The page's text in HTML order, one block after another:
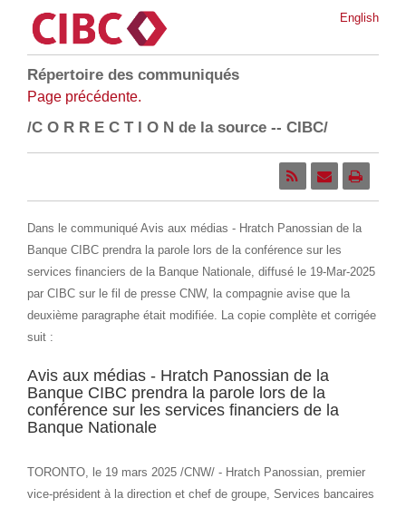
English
Répertoire des communiqués
Page précédente.
/C O R R E C T I O N de la source -- CIBC/
Dans le communiqué Avis aux médias - Hratch Panossian de la
Banque CIBC prendra la parole lors de la conférence sur les
services financiers de la Banque Nationale, diffusé le 19-Mar-2025
par CIBC sur le fil de presse CNW, la compagnie avise que la
deuxième paragraphe était modifiée. La copie complète et corrigée
suit :
Avis aux médias - Hratch Panossian de la
Banque CIBC prendra la parole lors de la
conférence sur les services financiers de la
Banque Nationale
TORONTO, le 19 mars 2025 /CNW/ - Hratch Panossian, premier
vice-président à la direction et chef de groupe, Services bancaires